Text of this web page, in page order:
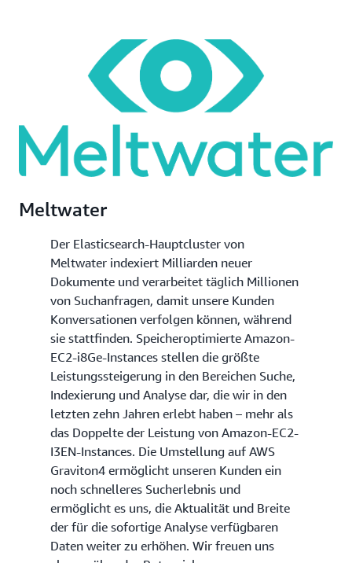
Meltwater
Der Elasticsearch-Hauptcluster von
Meltwater indexiert Milliarden neuer
Dokumente und verarbeitet täglich Millionen
von Suchanfragen, damit unsere Kunden
Konversationen verfolgen können, während
sie stattfinden. Speicheroptimierte Amazon-
EC2-i8Ge-Instances stellen die größte
Leistungssteigerung in den Bereichen Suche,
Indexierung und Analyse dar, die wir in den
letzten zehn Jahren erlebt haben – mehr als
das Doppelte der Leistung von Amazon-EC2-
I3EN-Instances. Die Umstellung auf AWS
Graviton4 ermöglicht unseren Kunden ein
noch schnelleres Sucherlebnis und
ermöglicht es uns, die Aktualität und Breite
der für die sofortige Analyse verfügbaren
Daten weiter zu erhöhen. Wir freuen uns